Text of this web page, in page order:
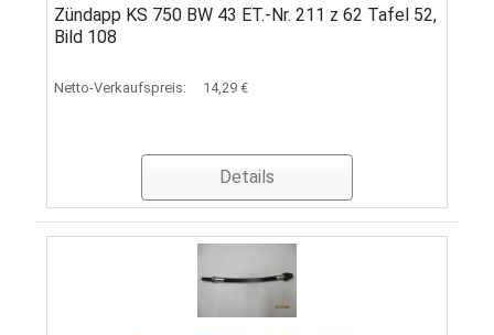
Zündapp KS 750 BW 43 ET.-Nr. 211 z 62 Tafel 52,
Bild 108
Netto-Verkaufspreis: 14,29 €
Details